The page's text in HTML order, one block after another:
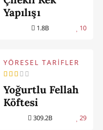
Yapılışı
1.8B 10
YÖRESEL TARİFLER
Yoğurtlu Fellah
Köftesi
309.2B 29